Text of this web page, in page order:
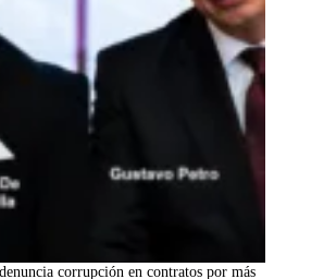
corrupción en contratos por más